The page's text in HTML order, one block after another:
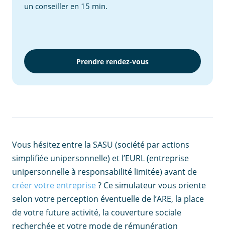
un conseiller en 15 min.
Prendre rendez-vous
Vous hésitez entre la SASU (société par actions
simplifiée unipersonnelle) et l’EURL (entreprise
unipersonnelle à responsabilité limitée) avant de
créer votre entreprise? Ce simulateur vous oriente
selon votre perception éventuelle de l’ARE, la place
de votre future activité, la couverture sociale
recherchée et votre mode de rémunération